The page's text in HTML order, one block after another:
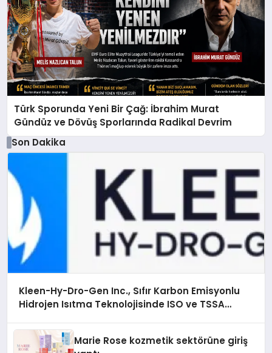
Türk Sporunda Yeni Bir Çağ: İbrahim Murat
Gündüz ve Dövüş Sporlarında Radikal Devrim
Son Dakika
Kleen-Hy-Dro-Gen Inc., Sıfır Karbon Emisyonlu
Hidrojen Isıtma Teknolojisinde ISO ve TSSA
Marie Rose kozmetik sektörüne giriş